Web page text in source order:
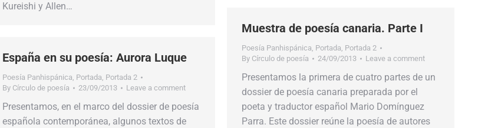
Kureishi y Allen…
Muestra de poesía canaria. Parte I
Poesía Panhispánica, Portada, Portada 2
By Círculo de poesía 24/09/2013 Leave a comment
Presentamos la primera de cuatro partes de un
dossier de poesía canaria preparada por el
poeta y traductor español Mario Domínguez
Parra. Este dossier reúne la poesía de autores
España en su poesía: Aurora Luque
Poesía Panhispánica, Portada, Portada 2
By Círculo de poesía 23/09/2013 Leave a comment
Presentamos, en el marco del dossier de poesía
española contemporánea, algunos textos de